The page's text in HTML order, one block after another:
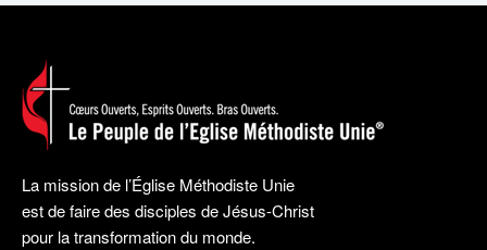
La mission de l’Église Méthodiste Unie
est de faire des disciples de Jésus-Christ
pour la transformation du monde.